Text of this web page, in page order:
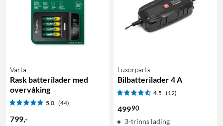
Varta
Rask batterilader med
overvåking
5.0 (44)
799,-
Luxorparts
Bilbatterilader 4 A
4.5 (12)
49990
3-trinns lading